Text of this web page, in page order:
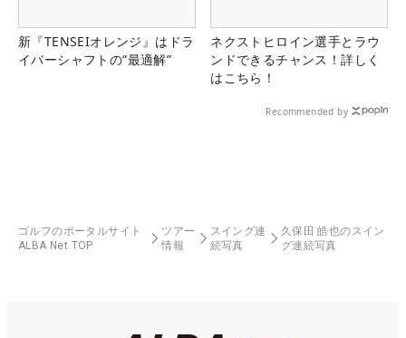
新『TENSEIオレンジ』はドラ
イバーシャフトの“最適解”
ネクストヒロイン選手とラウ
ンドできるチャンス！詳しく
はこちら！
Recommended by
ゴルフのポータルサイト
ALBA Net TOP
ツアー
情報
スイング連
続写真
久保田 皓也のスイン
グ連続写真